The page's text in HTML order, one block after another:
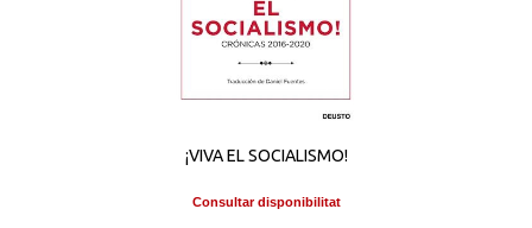
¡VIVA EL SOCIALISMO!
Consultar disponibilitat